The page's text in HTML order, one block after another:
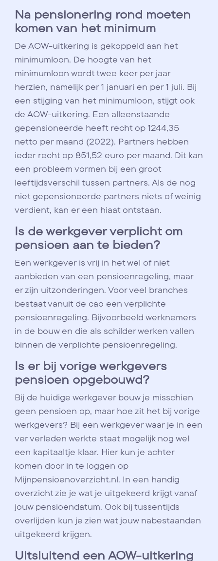
Na pensionering rond moeten
komen van het minimum
De AOW-uitkering is gekoppeld aan het
minimumloon. De hoogte van het
minimumloon wordt twee keer per jaar
herzien, namelijk per 1 januari en per 1 juli. Bij
een stijging van het minimumloon, stijgt ook
de AOW-uitkering. Een alleenstaande
gepensioneerde heeft recht op 1244,35
netto per maand (2022). Partners hebben
ieder recht op 851,52 euro per maand. Dit kan
een probleem vormen bij een groot
leeftijdsverschil tussen partners. Als de nog
niet gepensioneerde partners niets of weinig
verdient, kan er een hiaat ontstaan.
Is de werkgever verplicht om
pensioen aan te bieden?
Een werkgever is vrij in het wel of niet
aanbieden van een pensioenregeling, maar
er zijn uitzonderingen. Voor veel branches
bestaat vanuit de cao een verplichte
pensioenregeling. Bijvoorbeeld werknemers
in de bouw en die als schilder werken vallen
binnen de verplichte pensioenregeling.
Is er bij vorige werkgevers
pensioen opgebouwd?
Bij de huidige werkgever bouw je misschien
geen pensioen op, maar hoe zit het bij vorige
werkgevers? Bij een werkgever waar je in een
ver verleden werkte staat mogelijk nog wel
een kapitaaltje klaar. Hier kun je achter
komen door in te loggen op
Mijnpensioenoverzicht.nl. In een handig
overzicht zie je wat je uitgekeerd krijgt vanaf
jouw pensioendatum. Ook bij tussentijds
overlijden kun je zien wat jouw nabestaanden
uitgekeerd krijgen.
Uitsluitend een AOW-uitkering